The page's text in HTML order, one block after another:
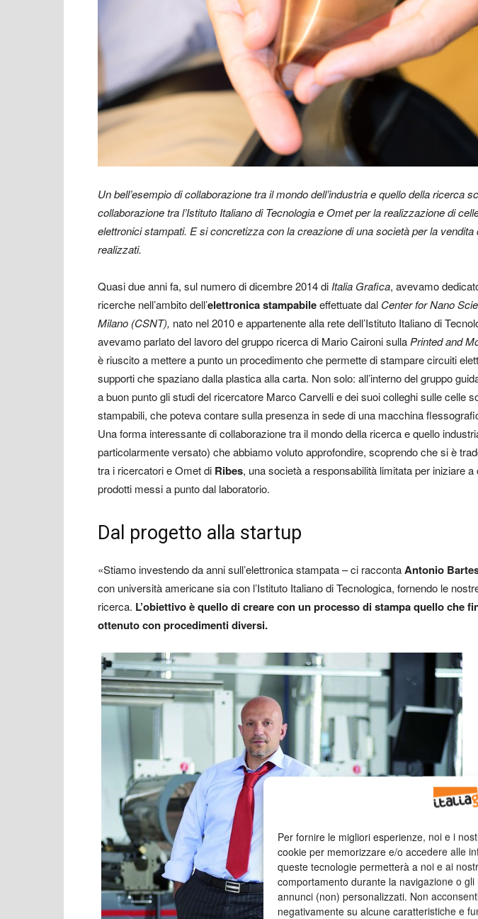
Per fornire le migliori esperienze, noi e i
cookie per memorizzare e/o accedere alle
queste tecnologie permetterà a noi e ai
comportamento durante la navigazione o
annunci (non) personalizzati. Non
negativamente su alcune caratteristiche e
Un bell’esempio di collaborazione tra il mondo dell’industria e quello della ricerca
collaborazionetra l’Istituto Italiano di Tecnologia e Omet per la realizzazione di
elettronici stampati. E si concretizza con la creazione di una società per la vendita
realizzati.
Quasi due anni fa, sul numero di dicembre 2014 di Italia Grafica, avevamo
ricerche nell’ambito dell’elettronica stampabileeffettuate dal Center for Nano
Milano (CSNT), nato nel 2010 e appartenente alla rete dell’Istituto Italiano di
avevamo parlato del lavoro del gruppo ricerca di Mario Caironi sulla Printed and
è riuscito a mettere a punto un procedimento che permette di stampare circuiti
supporti che spaziano dalla plastica alla carta. Non solo: all’interno del gruppo
a buon punto gli studi del ricercatore Marco Carvelli e dei suoi colleghi sulle celle
stampabili, che poteva contare sulla presenza in sede di una macchina
Una forma interessante di collaborazione tra il mondo della ricerca e quello
particolarmente versato) che abbiamo voluto approfondire, scoprendo che si è
tra i ricercatori e Omet di Ribes, una società a responsabilità limitata per iniziare
prodotti messi a punto dal laboratorio.
Dal progetto alla startup
«Stiamo investendo da anni sull’elettronica stampata – ci raccontaAntonio
con università americane sia con l’Istituto Italiano di Tecnologica, fornendo le
ricerca. L’obiettivo è quello di creare con un processo di stampa quello che
ottenuto con procedimenti diversi.